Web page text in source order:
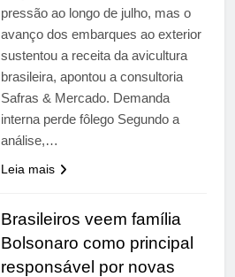
pressão ao longo de julho, mas o
avanço dos embarques ao exterior
sustentou a receita da avicultura
brasileira, apontou a consultoria
Safras & Mercado. Demanda
interna perde fôlego Segundo a
análise,…
Leia mais
Brasileiros veem família
Bolsonaro como principal
responsável por novas